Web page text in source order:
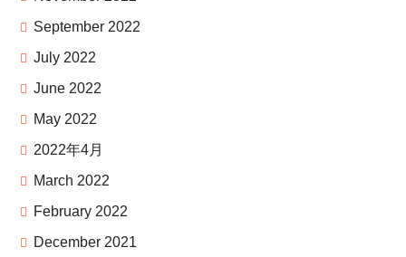
September 2022
July 2022
June 2022
May 2022
2022年4月
March 2022
February 2022
December 2021